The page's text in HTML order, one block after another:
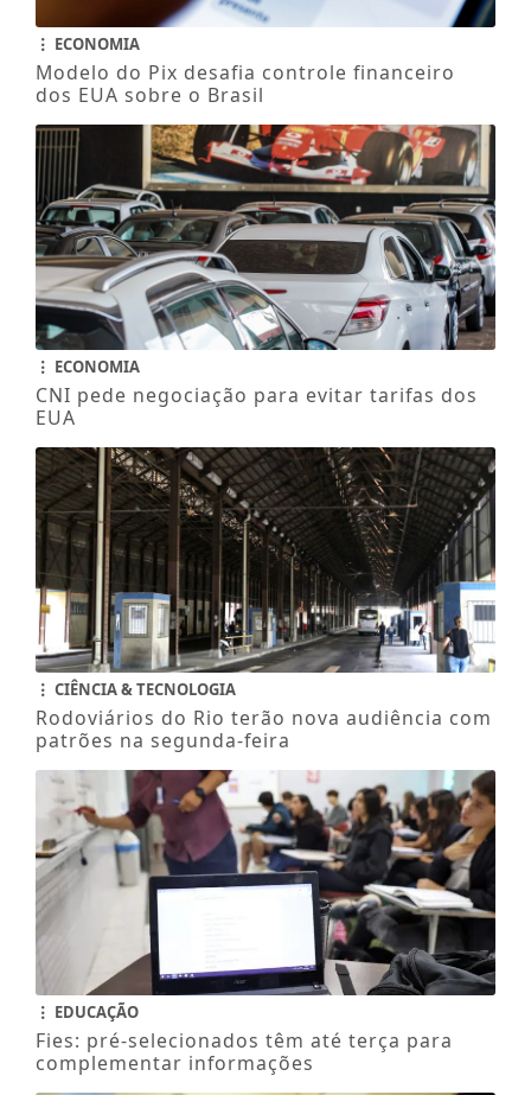
ECONOMIA
Modelo do Pix desafia controle financeiro
dos EUA sobre o Brasil
ECONOMIA
CNI pede negociação para evitar tarifas dos
EUA
CIÊNCIA & TECNOLOGIA
Rodoviários do Rio terão nova audiência com
patrões na segunda-feira
EDUCAÇÃO
Fies: pré-selecionados têm até terça para
complementar informações